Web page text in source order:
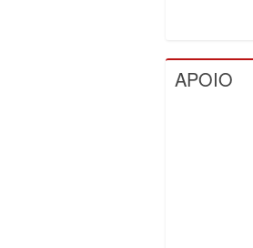
APOIO